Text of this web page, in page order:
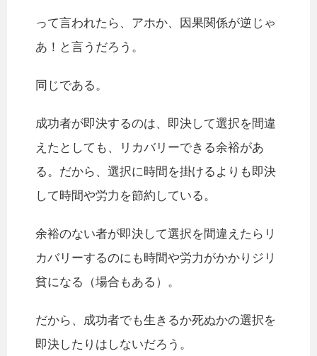
って言われたら、アホか、因果関係が逆じゃ
あ！と言うだろう。
同じである。
成功者が即決するのは、即決して選択を間違
えたとしても、リカバリーできる余裕があ
る。だから、選択に時間を掛けるよりも即決
して時間や労力を節約している。
余裕のない者が即決して選択を間違えたらリ
カバリーするのにも時間や労力がかかりジリ
貧になる（場合もある）。
だから、成功者でも生きるか死ぬかの選択を
即決したりはしないだろう。